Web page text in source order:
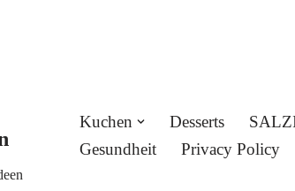
Kuchen Desserts
Gesundheit
Privacy Policy